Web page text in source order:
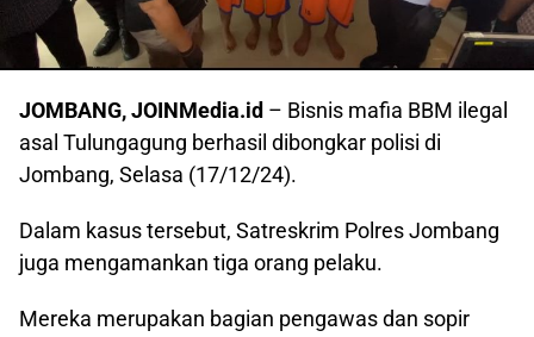
JOMBANG, JOINMedia.id – Bisnis mafia BBM ilegal
asal Tulungagung berhasil dibongkar polisi di
Jombang, Selasa (17/12/24).
Dalam kasus tersebut, Satreskrim Polres Jombang
juga mengamankan tiga orang pelaku.
Mereka merupakan bagian pengawas dan sopir